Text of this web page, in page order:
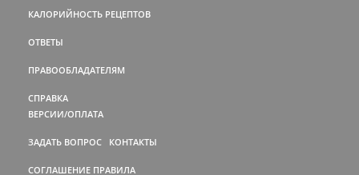
КАЛОРИЙНОСТЬ РЕЦЕПТОВ
ОТВЕТЫ
ПРАВООБЛАДАТЕЛЯМ
СПРАВКА
ВЕРСИИ/ОПЛАТА
ЗАДАТЬ ВОПРОС КОНТАКТЫ
СОГЛАШЕНИЕ ПРАВИЛА